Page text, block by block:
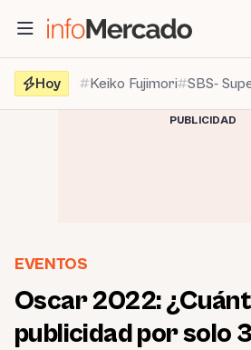
contenido
Hoy
Keiko Fujimori SBS-
PUBLICIDAD
EVENTOS
Oscar 2022:
publicidad por solo